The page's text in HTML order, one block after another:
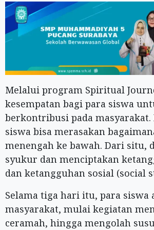
Melalui program Spiritual
kesempatan bagi para siswa
berkontribusi pada
siswa bisa merasakan
menengah ke bawah. Dari situ,
syukur dan menciptakan
dan ketangguhan sosial (social
Selama tiga hari itu, para
masyarakat, mulai kegiatan
ceramah, hingga mengolah